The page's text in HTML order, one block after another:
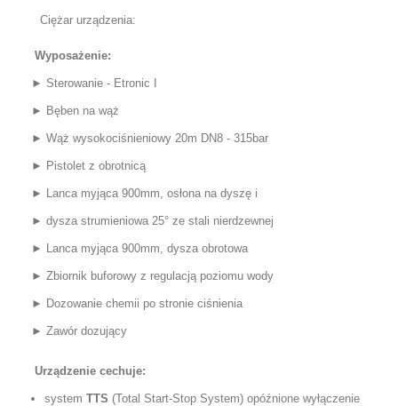
Ciężar urządzenia:
Wyposażenie:
► Sterowanie - Etronic I
► Bęben na wąż
► Wąż wysokociśnieniowy 20m DN8 - 315bar
► Pistolet z obrotnicą
► Lanca myjąca 900mm, osłona na dyszę i
► dysza strumieniowa 25° ze stali nierdzewnej
► Lanca myjąca 900mm, dysza obrotowa
► Zbiornik buforowy z regulacją poziomu wody
► Dozowanie chemii po stronie ciśnienia
► Zawór dozujący
Urządzenie cechuje:
system TTS (Total Start-Stop System) opóźnione wyłączenie